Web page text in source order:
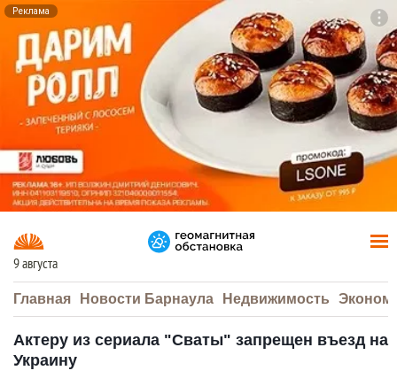
Реклама
9 августа
Главная Новости Барнаула Недвижимость
Актеру из сериала "Сваты" запрещен въезд на
Украину